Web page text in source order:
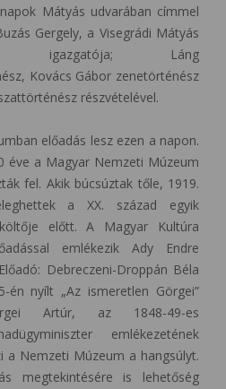
Mátyás udvarában címmel
Gergely, a Visegrádi Mátyás
igazgatója; Láng
Kovács Gábor zenetörténész
részvételével.
előadás lesz ezen a napon.
éve a Magyar Nemzeti Múzeum
fel. Akik búcsúztak tőle, 1919.
a XX. század egyik
előtt. A Magyar Kultúra
emlékezik Ady Endre
Debreczeni-Droppán Béla
nyílt „Az ismeretlen Görgei”
Artúr, az 1848-49-es
emlékezetének
a Nemzeti Múzeum a hangsúlyt.
megtekintésére is lehetőség